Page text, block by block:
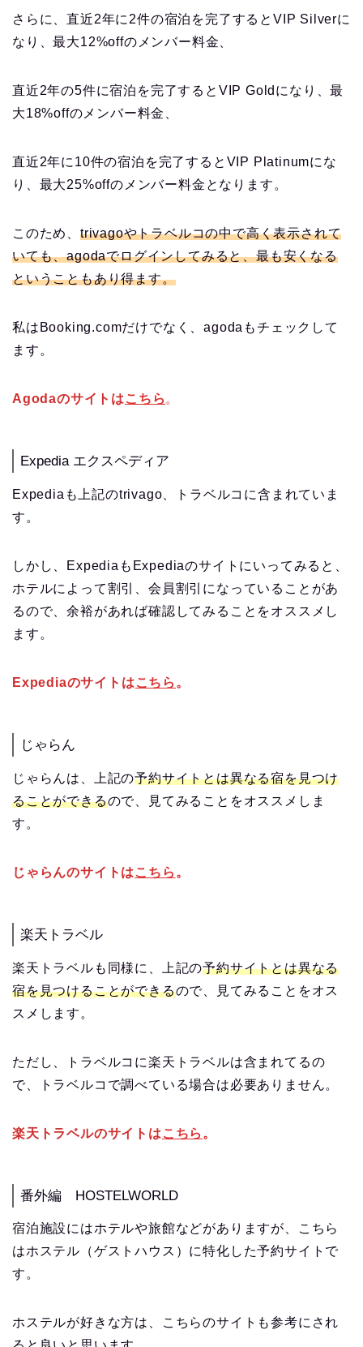
さらに、直近2年に2件の宿泊を完了するとVIP Silverに
なり、最大12%offのメンバー料金、
直近2年の5件に宿泊を完了するとVIP Goldになり、最
大18%offのメンバー料金、
直近2年に10件の宿泊を完了するとVIP Platinumにな
り、最大25%offのメンバー料金となります。
このため、 trivagoやトラベルコの中で高く表示されて
いても、agodaでログインしてみると、最も安くなる
ということもあり得ます。
私はBooking.comだけでなく、agodaもチェックして
ます。
Agodaのサイトは こちら 。
Expedia エクスペディア
Expediaも上記のtrivago、トラベルコに含まれていま
す。
しかし、ExpediaもExpediaのサイトにいってみると、
ホテルによって割引、会員割引になっていることがあ
るので、余裕があれば確認してみることをオススメし
ます。
Expediaのサイトは こちら 。
じゃらん
じゃらんは、上記の予約サイトとは異なる宿を見つけ
ることができるので、見てみることをオススメしま
す。
じゃらんのサイトは こちら 。
楽天トラベル
楽天トラベルも同様に、上記の予約サイトとは異なる
宿を見つけることができるので、見てみることをオス
スメします。
ただし、トラベルコに楽天トラベルは含まれてるの
で、トラベルコで調べている場合は必要ありません。
楽天トラベルのサイトは こちら 。
番外編 HOSTELWORLD
宿泊施設にはホテルや旅館などがありますが、こちら
はホステル（ゲストハウス）に特化した予約サイトで
す。
ホステルが好きな方は、こちらのサイトも参考にされ